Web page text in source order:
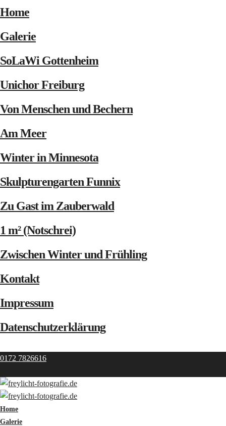
Home
Galerie
SoLaWi Gottenheim
Unichor Freiburg
Von Menschen und Bechern
Am Meer
Winter in Minnesota
Skulpturengarten Funnix
Zu Gast im Zauberwald
1 m² (Notschrei)
Zwischen Winter und Frühling
Kontakt
Impressum
Datenschutzerklärung
0172 7826616
Home
Galerie